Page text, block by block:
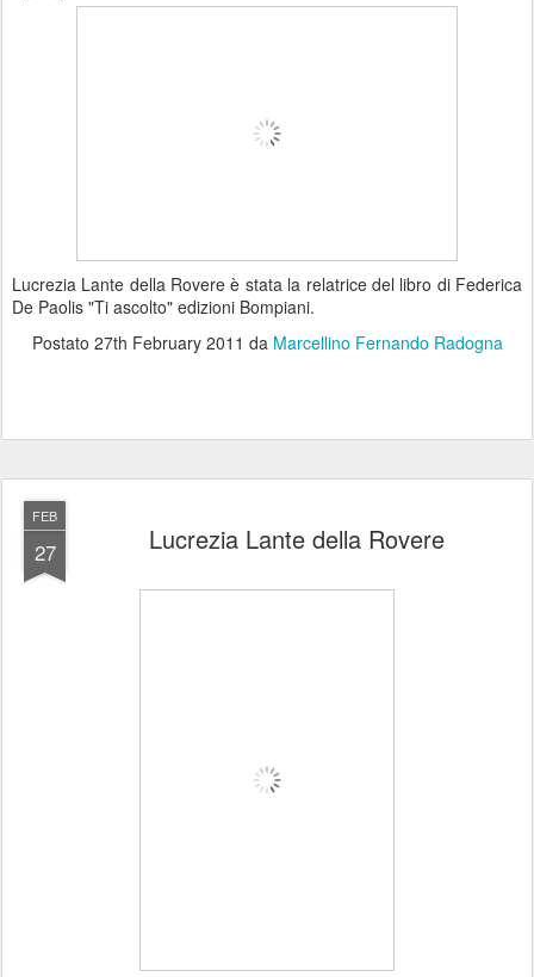
Lucrezia Lante della Rovere è stata la relatrice del libro di Federica
De Paolis "Ti ascolto" edizioni Bompiani.
Postato 27th February 2011 da Marcellino Fernando Radogna
FEB
27 Lucrezia Lante della Rovere